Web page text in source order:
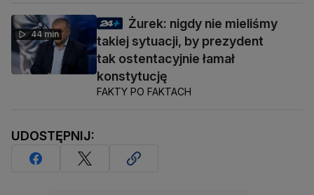
44 min
Żurek: nigdy nie mieliśmy
takiej sytuacji, by prezydent
tak ostentacyjnie łamał
konstytucję
FAKTY PO FAKTACH
UDOSTĘPNIJ: